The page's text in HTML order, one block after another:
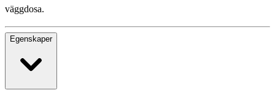
väggdosa.
Egenskaper